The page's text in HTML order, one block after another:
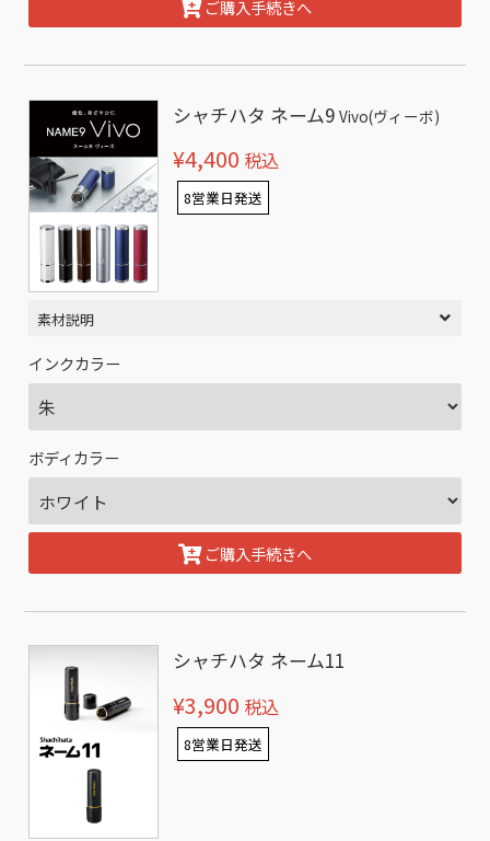
ご購入手続きへ
シャチハタ ネーム9Vivo(ヴィーボ)
¥4,400 税込
8営業日発送
素材説明
インクカラー
ボディカラー
ご購入手続きへ
シャチハタ ネーム11
¥3,900 税込
8営業日発送